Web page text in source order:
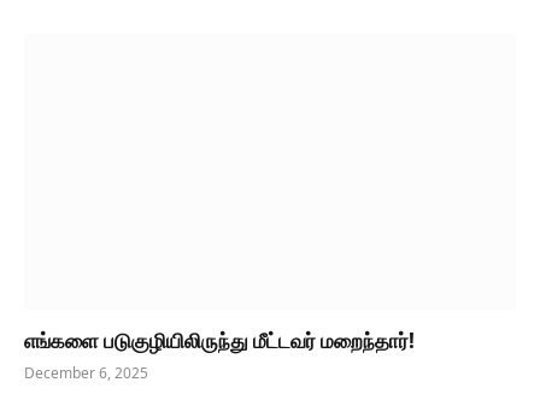
எங்களை படுகுழியிலிருந்து மீட்டவர் மறைந்தார்!
December 6, 2025